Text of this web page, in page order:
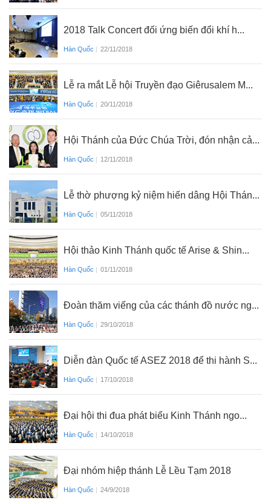
2018 Talk Concert đối ứng biến đổi khí h...
Hàn Quốc | 22/11/2018
Lễ ra mắt Lễ hội Truyền đạo Giêrusalem M...
Hàn Quốc | 20/11/2018
Hội Thánh của Đức Chúa Trời, đón nhận cả...
Hàn Quốc | 12/11/2018
Lễ thờ phượng kỷ niệm hiến dâng Hội Thán...
Hàn Quốc | 05/11/2018
Hội thảo Kinh Thánh quốc tế Arise & Shin...
Hàn Quốc | 01/11/2018
Đoàn thăm viếng của các thánh đồ nước ng...
Hàn Quốc | 29/10/2018
Diễn đàn Quốc tế ASEZ 2018 để thi hành S...
Hàn Quốc | 17/10/2018
Đại hội thi đua phát biểu Kinh Thánh ngo...
Hàn Quốc | 14/10/2018
Đại nhóm hiệp thánh Lễ Lều Tạm 2018
Hàn Quốc | 24/9/2018